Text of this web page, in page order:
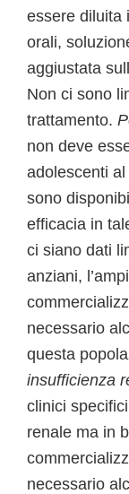
essere diluita
orali,
aggiustata
Non ci sono
trattamento.
non deve
adolescenti
sono
efficacia in
ci siano dati
anziani,
necessario
questa
insufficienza
clinici
renale ma in
necessario